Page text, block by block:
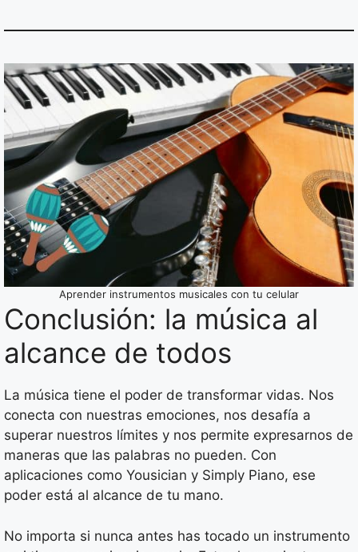
Aprender instrumentos musicales con tu celular
Conclusión: la música al
alcance de todos
La música tiene el poder de transformar vidas. Nos
conecta con nuestras emociones, nos desafía a
superar nuestros límites y nos permite expresarnos de
maneras que las palabras no pueden. Con
aplicaciones como Yousician y Simply Piano, ese
poder está al alcance de tu mano.
No importa si nunca antes has tocado un instrumento